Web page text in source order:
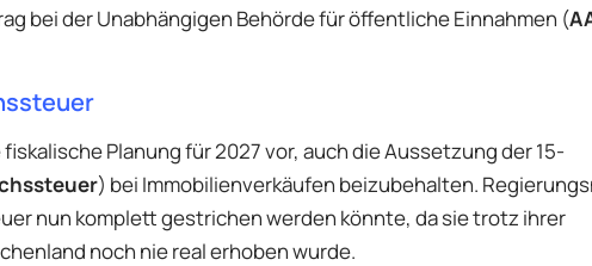
bei der Unabhängigen Behörde für öffentliche Einnahmen (
Planung für 2027 vor, auch die Aussetzung der 15-
) bei Immobilienverkäufen beizubehalten.
nun komplett gestrichen werden könnte, da sie trotz ihrer
noch nie real erhoben wurde.